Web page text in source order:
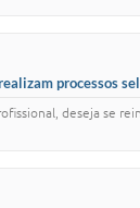
processos
deseja se